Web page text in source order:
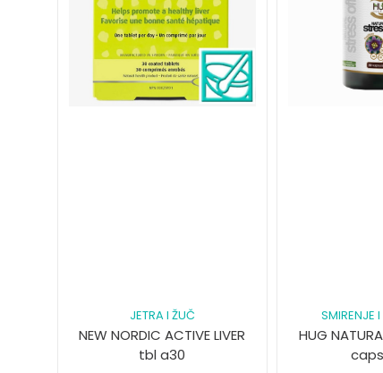
JETRA I ŽUČ
NEW NORDIC ACTIVE LIVER
tbl a30
SMIRENJE
HUG